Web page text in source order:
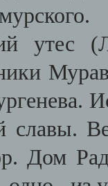
утес
славы.
Дом